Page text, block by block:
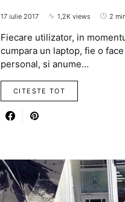
17 iulie 2017 1,2K views 2
Fiecare utilizator, in
cumpara un laptop, fie o
personal, si anume…
CITESTE TOT